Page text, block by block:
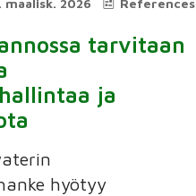
maalisk. 2026 References
tarvitaan
ja
hyötyy